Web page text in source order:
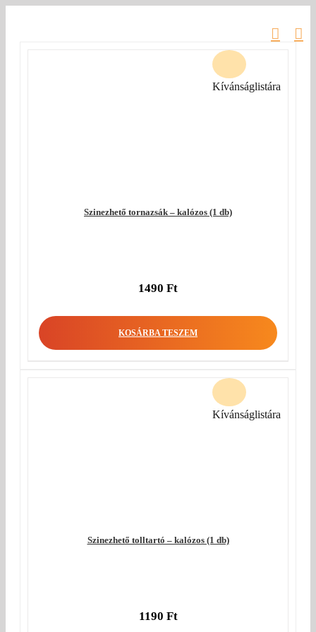
Szinezhető tornazsák – kalózos (1 db)
1490 Ft
KOSÁRBA TESZEM
Kívánságlistára
Szinezhető tolltartó – kalózos (1 db)
1190 Ft
Kívánságlistára